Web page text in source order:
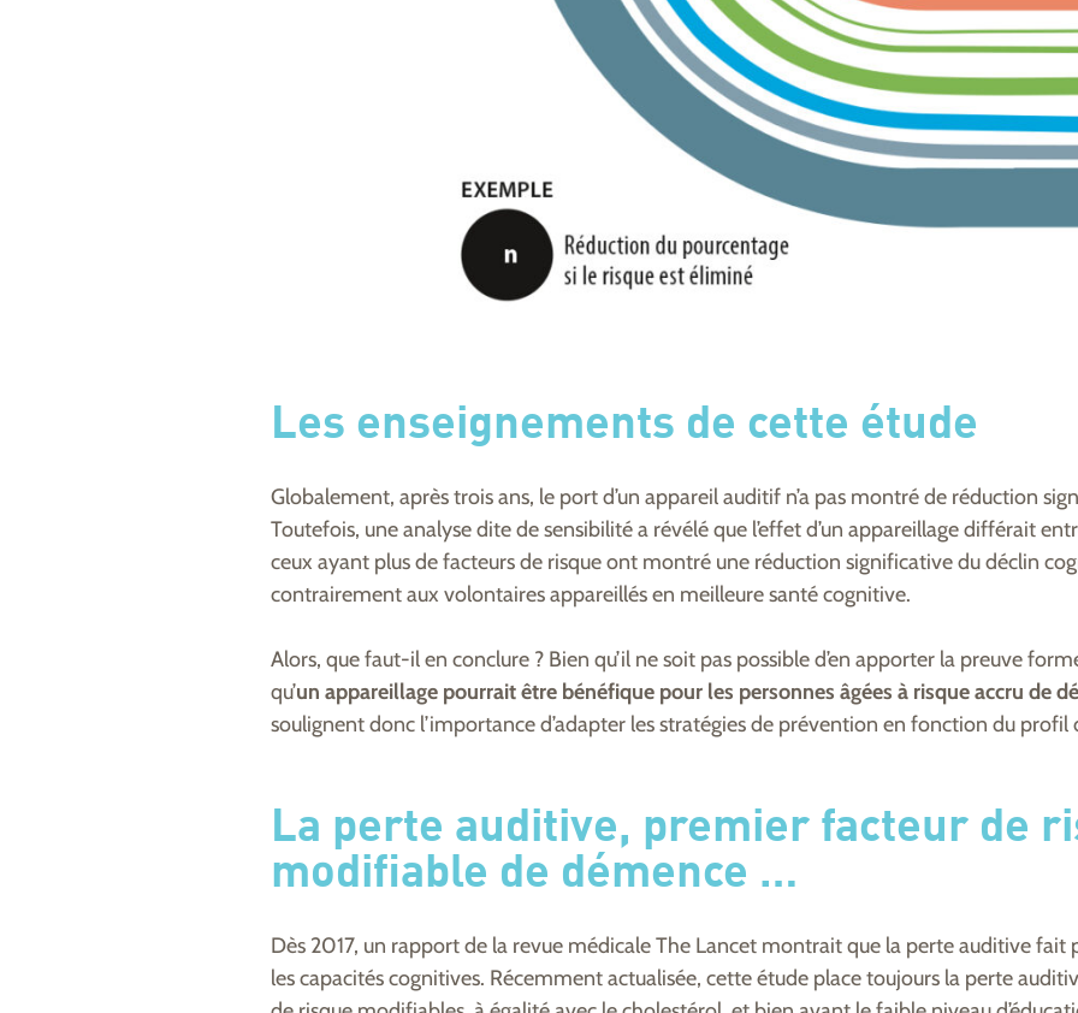
Les enseignements de cette étude
Globalement, après trois ans, le port d’un appareil auditif n’a pas montré de réduction
Toutefois, une analyse dite de sensibilité a révélé que l’effet d’un appareillage différait
ceux ayant plus de facteurs de risque ont montré une réduction significative du déclin
contrairement aux volontaires appareillés en meilleure santé cognitive.
Alors, que faut-il en conclure ? Bien qu’il ne soit pas possible d’en apporter la preuve
qu’un appareillage pourrait être bénéfique pour les personnes âgées à risque accru de
soulignent donc l’importance d’adapter les stratégies de prévention en fonction du profil
La perte auditive, premier facteur de
modifiable de démence …
Dès 2017, un rapport de la revue médicale The Lancet montrait que la perte auditive fait
les capacités cognitives. Récemment actualisée, cette étude place toujours la perte